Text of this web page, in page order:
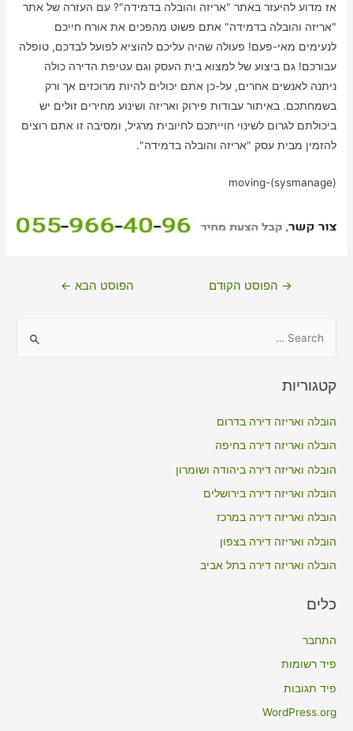
אז מדוע להיעזר באתר "אריזה והובלה בדמידה"? עם העזרה של אתר
"אריזה והובלה בדמידה" אתם פשוט מהפכים את אורח חייכם
לנעימים מאי-פעם! פעולה שהיה עליכם להוציא לפועל לבדכם, טופלה
עבורכם! גם ביצוע של למצוא בית העסק וגם עטיפת הדירה כולה
ניתנה לאנשים אחרים, על-כן אתם יכולים להיות מרוכזים אך ורק
בשמחתכם. באיתור עבודות פירוק ואריזה ושינוע מחירים זולים יש
ביכולתם לגרום לשינוי חוייתכם לחיובית מרגיל, ומסיבה זו אתם רוצים
להזמין מבית עסק "אריזה והובלה בדמידה".
moving-(sysmanage)
ניווט→ הפוסט הקודם הפוסט הבא ←
r
o
r
:
קטגוריות
הובלה ואריזה דירה בדרום
הובלה ואריזה דירה בחיפה
הובלה ואריזה דירה ביהודה ושומרון
הובלה ואריזה דירה בירושלים
הובלה ואריזה דירה במרכז
הובלה ואריזה דירה בצפון
הובלה ואריזה דירה בתל אביב
כלים
התחבר
פיד רשומות
פיד תגובות
WordPress.org